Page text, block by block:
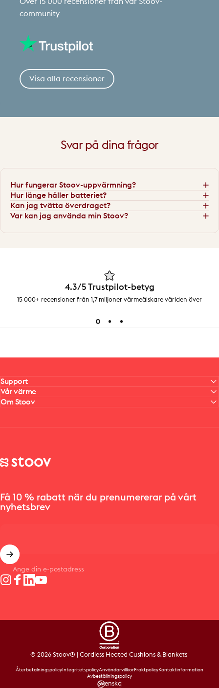
community
Visa alla recensioner
Svar på dina frågor
Hur fungerar Stoov-uppvärmning?
Hur länge håller batteriet?
Kan jag tvätta överdraget?
Var kan jag använda min Stoov?
4.3/5 Trustpilot-betyg
15 000+ recensioner från 1,7 miljoner värmeälskare världen över
Support
Vår värme
Om Stoov
Stoov® | Cordless Heated Cushions & Blankets
Få 10 % rabatt när du prenumererar på vårt
nyhetsbrev
Ange din e-postadress
© 2026 Stoov® | Cordless Heated Cushions & Blankets
Återbetalningspolicy IntegritetspolicyAnvändarvillkorFraktpolicy Kontaktinformation
Avbeställningspolicy
Svenska